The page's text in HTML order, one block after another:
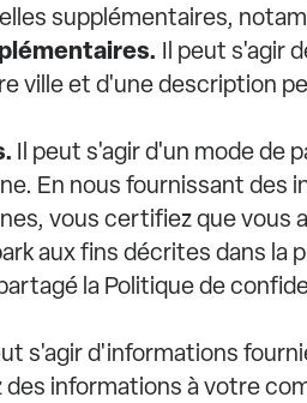
supplémentaires,
Il peut s'agir
ville et d'une description
Il peut s'agir d'un mode de
En nous fournissant des
vous certifiez que vous
aux fins décrites dans la
la Politique de
s'agir d'informations
informations à votre